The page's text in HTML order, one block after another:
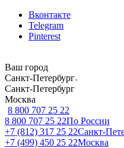
Вконтакте
Telegram
Pinterest
Ваш город
Санкт-Петербург
Санкт-Петербург
Москва
8 800 707 25 22
8 800 707 25 22По России
+7 (812) 317 25 22Санкт-
+7 (499) 450 25 22Москва